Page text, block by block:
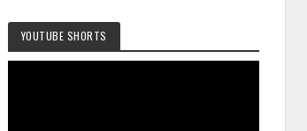
YOUTUBE SHORTS